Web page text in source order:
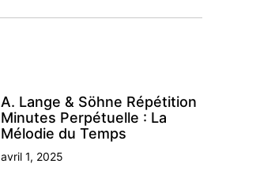
A. Lange & Söhne Répétition
Minutes Perpétuelle : La
Mélodie du Temps
avril 1, 2025